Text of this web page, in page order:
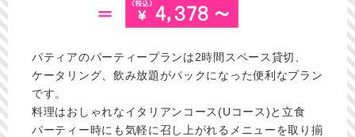
パティアのパーティープランは2時間スペース貸切、
ケータリング、飲み放題がパックになった便利なプラン
です。
料理はおしゃれなイタリアンコース(Uコース)と立食
パーティー時にも気軽に召し上がれるメニューを取り揃